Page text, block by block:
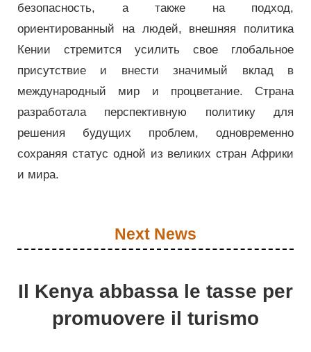
безопасность, а также на подход,
ориентированный на людей, внешняя политика
Кении стремится усилить свое глобальное
присутствие и внести значимый вклад в
международный мир и процветание. Страна
разработала перспективную политику для
решения будущих проблем, одновременно
сохраняя статус одной из великих стран Африки
и мира.
Next News
Il Kenya abbassa le tasse per
promuovere il turismo